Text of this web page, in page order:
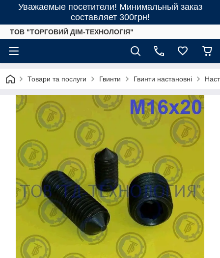
Уважаемые посетители! Минимальный заказ
составляет 300грн!
ТОВ "ТОРГОВИЙ ДІМ-ТЕХНОЛОГІЯ"
Товари та послуги Гвинти Гвинти настановні